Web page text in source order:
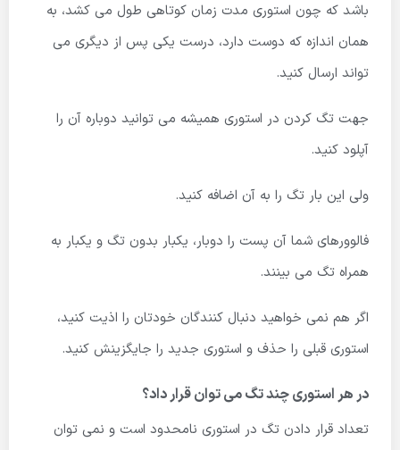
باشد که چون استوری مدت زمان کوتاهی طول می کشد، به
همان اندازه که دوست دارد، درست یکی پس از دیگری می
تواند ارسال کنید.
جهت تگ کردن در استوری همیشه می توانید دوباره آن را
آپلود کنید.
ولی این بار تگ را به آن اضافه کنید.
فالوورهای شما آن پست را دوبار، یکبار بدون تگ و یکبار به
همراه تگ می بینند.
اگر هم نمی خواهید دنبال کنندگان خودتان را اذیت کنید،
استوری قبلی را حذف و استوری جدید را جایگزینش کنید.
در هر استوری چند تگ می توان قرار داد؟
تعداد قرار دادن تگ در استوری نامحدود است و نمی توان